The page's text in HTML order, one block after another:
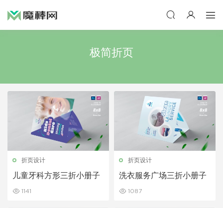
极简折页
折页设计
儿童牙科方形三折小册子
1141
折页设计
洗衣服务广场三折小册子
1087